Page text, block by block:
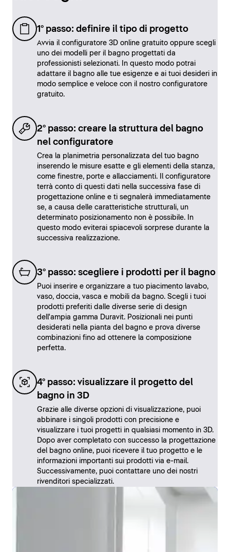
1° passo: definire il tipo di progetto
Avvia il configuratore 3D online gratuito oppure scegli
uno dei modelli per il bagno progettati da
professionisti selezionati. In questo modo potrai
adattare il bagno alle tue esigenze e ai tuoi desideri in
modo semplice e veloce con il nostro configuratore
gratuito.
2° passo: creare la struttura del bagno
nel configuratore
Crea la planimetria personalizzata del tuo bagno
inserendo le misure esatte e gli elementi della stanza,
come finestre, porte e allacciamenti. Il configuratore
terrà conto di questi dati nella successiva fase di
progettazione online e ti segnalerà immediatamente
se, a causa delle caratteristiche strutturali, un
determinato posizionamento non è possibile. In
questo modo eviterai spiacevoli sorprese durante la
successiva realizzazione.
3° passo: scegliere i prodotti per il bagno
Puoi inserire e organizzare a tuo piacimento lavabo,
vaso, doccia, vasca e mobili da bagno. Scegli i tuoi
prodotti preferiti dalle diverse serie di design
dell'ampia gamma Duravit. Posizionali nei punti
desiderati nella pianta del bagno e prova diverse
combinazioni fino ad ottenere la composizione
perfetta.
4° passo: visualizzare il progetto del
bagno in 3D
Grazie alle diverse opzioni di visualizzazione, puoi
abbinare i singoli prodotti con precisione e
visualizzare i tuoi progetti in qualsiasi momento in 3D.
Dopo aver completato con successo la progettazione
del bagno online, puoi ricevere il tuo progetto e le
informazioni importanti sui prodotti via e-mail.
Successivamente, puoi contattare uno dei nostri
rivenditori specializzati.